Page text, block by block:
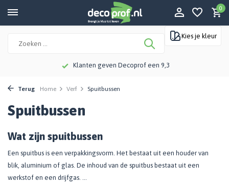
0
Kies je kleur
Klanten geven Decoprof een 9,3
Terug Home Verf Spuitbussen
Spuitbussen
Wat zijn spuitbussen
Een spuitbus is een verpakkingsvorm. Het bestaat uit een houder van
blik, aluminium of glas. De inhoud van de spuitbus bestaat uit een
werkstof en een drijfgas. ...